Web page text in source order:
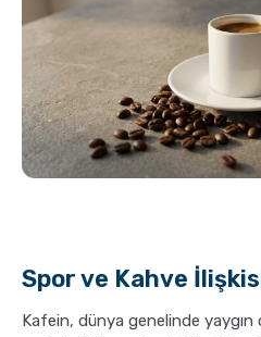
Spor ve Kahve
Kafein, dünya genelinde yaygın